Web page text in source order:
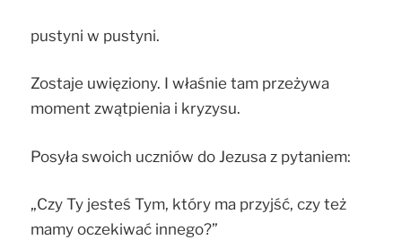
pustyni w pustyni.
Zostaje uwięziony. I właśnie tam przeżywa
moment zwątpienia i kryzysu.
Posyła swoich uczniów do Jezusa z pytaniem:
„Czy Ty jesteś Tym, który ma przyjść, czy też
mamy oczekiwać innego?”